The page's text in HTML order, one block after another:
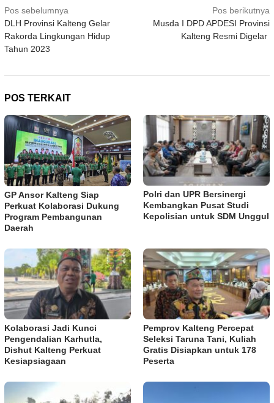
Navigasi
pos
Pos sebelumnya
DLH Provinsi Kalteng Gelar
Rakorda Lingkungan Hidup
Tahun 2023
Pos berikutnya
Musda I DPD APDESI Provinsi
Kalteng Resmi Digelar
POS TERKAIT
GP Ansor Kalteng Siap
Perkuat Kolaborasi Dukung
Program Pembangunan
Daerah
Polri dan UPR Bersinergi
Kembangkan Pusat Studi
Kepolisian untuk SDM Unggul
Kolaborasi Jadi Kunci
Pengendalian Karhutla,
Dishut Kalteng Perkuat
Kesiapsiagaan
Pemprov Kalteng Percepat
Seleksi Taruna Tani, Kuliah
Gratis Disiapkan untuk 178
Peserta